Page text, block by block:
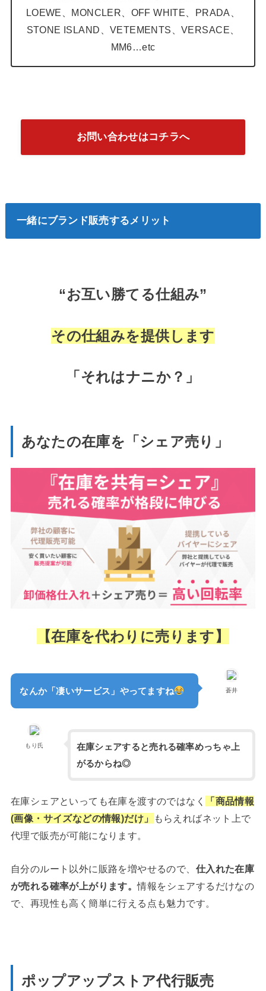
LOEWE、MONCLER、OFF WHITE、PRADA、
STONE ISLAND、VETEMENTS、VERSACE、
MM6…etc
お問い合わせはコチラへ
一緒にブランド販売するメリット
“お互い勝てる仕組み”
その仕組みを提供します
「それはナニか？」
あなたの在庫を「シェア売り」
【在庫を代わりに売ります】
蒼井
なんか「凄いサービス」やってますね
もり氏
在庫シェアすると売れる確率めっちゃ上
がるからね◎
在庫シェアといっても在庫を渡すのではなく
「商品情報
(画像・サイズなどの情報)だけ」
もらえればネット上で
代理で販売が可能になります。
自分のルート以外に販路を増やせるので、 仕入れた在庫
が売れる確率が上がります。情報をシェアするだけなの
で、再現性も高く簡単に行える点も魅力です。
ポップアップストア代行販売